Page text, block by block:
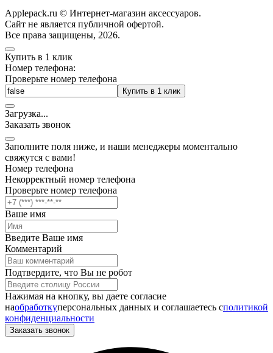
Applepack.ru © Интернет-магазин аксессуаров.
Cайт не является публичной офертой.
Все права защищены, 2026.
Купить в 1 клик
Номер телефона:
Проверьте номер телефона
Купить в 1 клик
Загрузка...
Заказать звонок
Заполните поля ниже, и наши менеджеры моментально
свяжутся с вами!
Номер телефона
Некорректный номер телефона
Проверьте номер телефона
Ваше имя
Введите Ваше имя
Комментарий
Подтвердите, что Вы не робот
Нажимая на кнопку, вы даете согласие
наобработкуперсональных данных и соглашаетесь cполитикой
конфиденциальности
Заказать звонок